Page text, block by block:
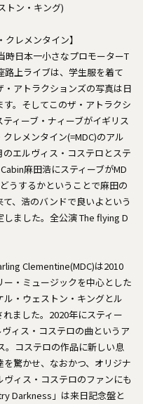
トン・キング)
レメンタイン】
時日本一小さなプロモーターT
路上ライブは、学生服を着て
アトラクションズの写真は日
。そしてこのザ・アトラクシ
ィーブ・ナィーブがイギリス
レメンタイン(=MDC)のアル
エルヴィス・コステロとステ
麻田浩にスティーブがMD
うするかということで麻田の
、浩のバンドで良いよという
しました。全公演 The flying D
Clementine(MDC)は2010
・ミュージックを中心とした
・ウェストン・キングとル
ました。2020年にスティー
ィス・コステロの曲というア
。コステロの作品に新しい息
驚かせ、なおかつ、オリジナ
ィス・コステロのファンにも
Darkness」は来日記念盤と